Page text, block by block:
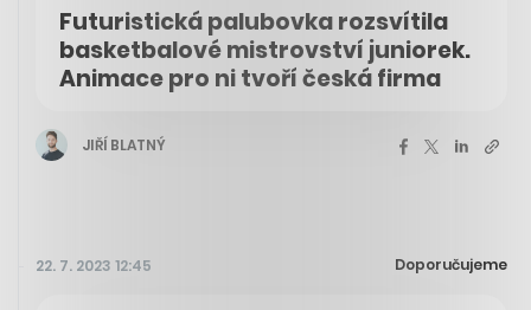
Futuristická palubovka rozsvítila
basketbalové mistrovství juniorek.
Animace pro ni tvoří česká firma
JIŘÍ BLATNÝ
22. 7. 2023 12:45 Doporučujeme